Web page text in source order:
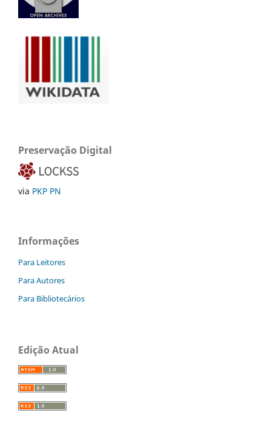
Preservação Digital
via PKP PN
Informações
Para Leitores
Para Autores
Para Bibliotecários
Edição Atual